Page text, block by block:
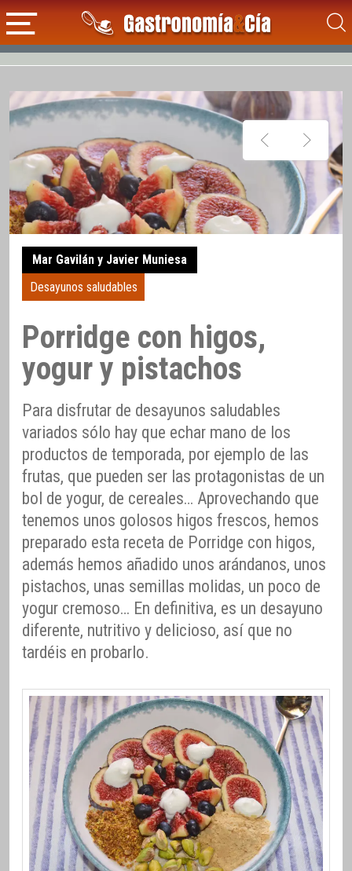
Mar Gavilán y Javier Muniesa
Desayunos saludables
Porridge con higos,
yogur y pistachos
Para disfrutar de desayunos saludables
variados sólo hay que echar mano de los
productos de temporada, por ejemplo de las
frutas, que pueden ser las protagonistas de un
bol de yogur, de cereales… Aprovechando que
tenemos unos golosos higos frescos, hemos
preparado esta receta de Porridge con higos,
además hemos añadido unos arándanos, unos
pistachos, unas semillas molidas, un poco de
yogur cremoso… En definitiva, es un desayuno
diferente, nutritivo y delicioso, así que no
tardéis en probarlo.